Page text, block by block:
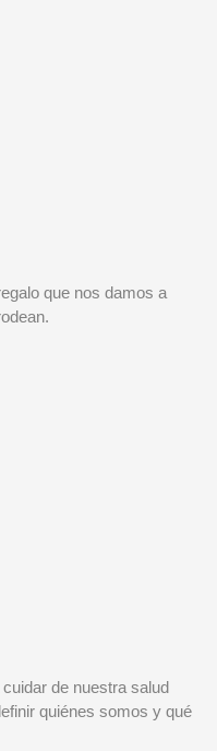
que nos damos a
de nuestra salud
quiénes somos y qué